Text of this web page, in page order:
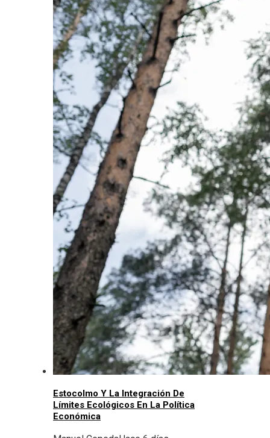
Estocolmo Y La Integración De
Límites Ecológicos En La Política
Económica